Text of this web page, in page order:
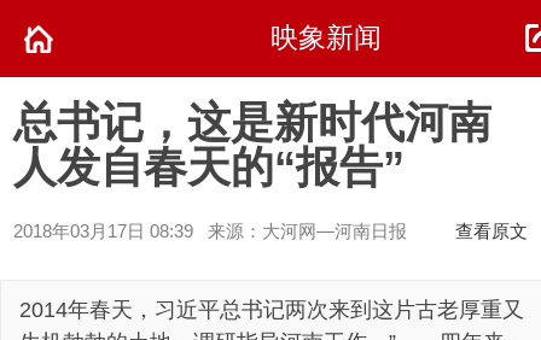
映象新闻
总书记，这是新时代河南
人发自春天的“报告”
2018年03月17日 08:39 来源：大河网—河南日报 查看原文
2014年春天，习近平总书记两次来到这片古老厚重又